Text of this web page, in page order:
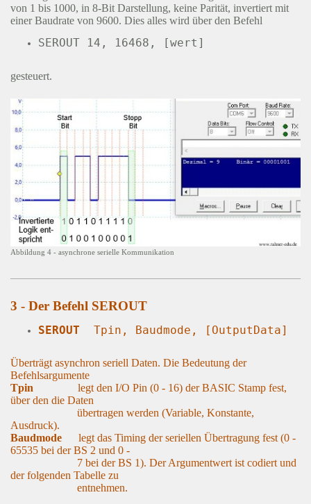
von 1 bis 1000, in 8-Bit Darstellung, keine Parität, invertiert mit
einer Baudrate von 9600. Dies alles wird über den Befehl
gesteuert.
Abbildung 4 - asynchrone serielle Kommunikation
3 - Der Befehl SEROUT
SEROUT Tpin, Baudmode, [OutputData]
Überträgt asynchron seriell Daten. Die Bedeutung der
Befehlsargumente
Tpin legt den I/O Pin (0 - 16) der BASIC Stamp fest,
über den die Daten
übertragen werden (Variable, Konstante,
Ausdruck).
Baudmode
legt das Timing der seriellen Übertragung fest (0 -
65535 bei der BS 2 und 0 -
7 bei der BS 1). Der Argumentwert ist codiert und
der folgenden Tabelle zu
entnehmen.